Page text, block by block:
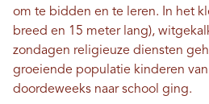
om te bidden en te leren. In het
breed en 15 meter lang),
zondagen religieuze diensten
groeiende populatie kinderen
doordeweeks naar school ging.